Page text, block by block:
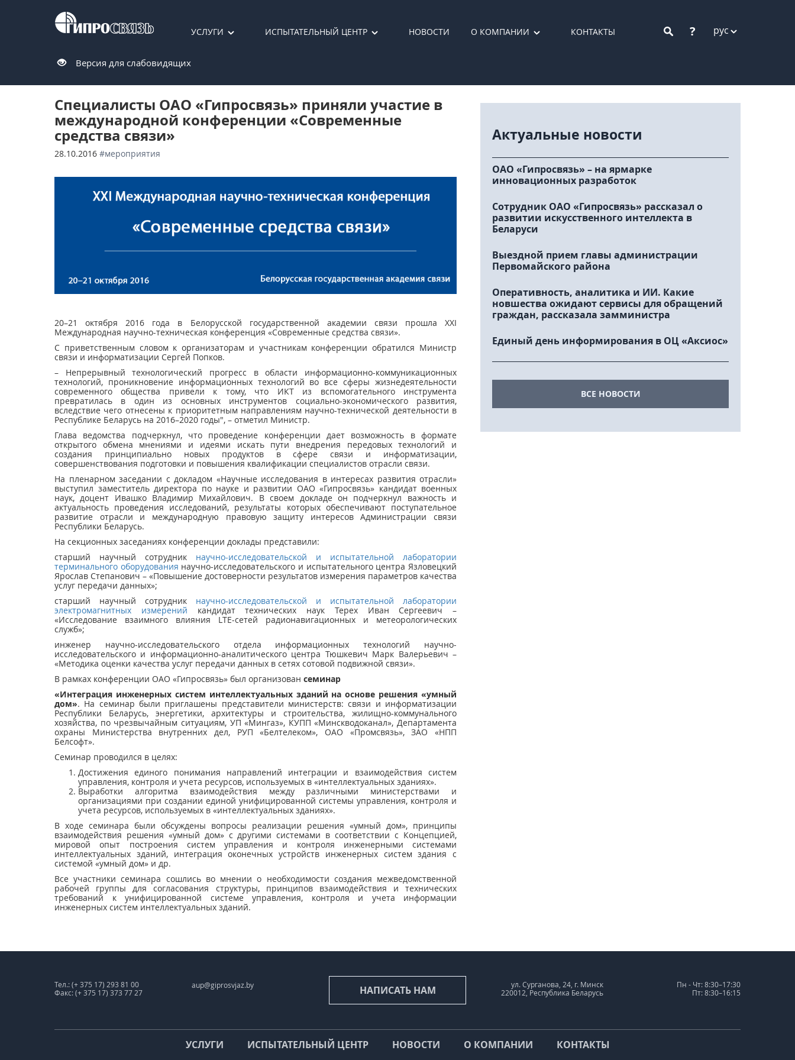
УСЛУГИ ИСПЫТАТЕЛЬНЫЙ ЦЕНТР НОВОСТИ О КОМПАНИИ КОНТАКТЫ ? рус
Версия для слабовидящих
Специалисты ОАО «Гипросвязь» приняли участие в
международной конференции «Современные
средства связи»
28.10.2016 #мероприятия
20–21 октября 2016 года в Белорусской государственной академии связи прошла XXI
Международная научно-техническая конференция «Современные средства связи».
С приветственным словом к организаторам и участникам конференции обратился Министр
связи и информатизации Сергей Попков.
– Непрерывный технологический прогресс в области информационно-коммуникационных
технологий, проникновение информационных технологий во все сферы жизнедеятельности
современного общества привели к тому, что ИКТ из вспомогательного инструмента
превратилась в один из основных инструментов социально-экономического развития,
вследствие чего отнесены к приоритетным направлениям научно-технической деятельности в
Республике Беларусь на 2016–2020 годы", – отметил Министр.
Глава ведомства подчеркнул, что проведение конференции дает возможность в формате
открытого обмена мнениями и идеями искать пути внедрения передовых технологий и
создания принципиально новых продуктов в сфере связи и информатизации,
совершенствования подготовки и повышения квалификации специалистов отрасли связи.
На пленарном заседании с докладом «Научные исследования в интересах развития отрасли»
выступил заместитель директора по науке и развитии ОАО «Гипросвязь» кандидат военных
наук, доцент Ивашко Владимир Михайлович. В своем докладе он подчеркнул важность и
актуальность проведения исследований, результаты которых обеспечивают поступательное
развитие отрасли и международную правовую защиту интересов Администрации связи
Республики Беларусь.
На секционных заседаниях конференции доклады представили:
старший научный сотрудник научно-исследовательской и испытательной лаборатории
терминального оборудования научно-исследовательского и испытательного центра Язловецкий
Ярослав Степанович – «Повышение достоверности результатов измерения параметров качества
услуг передачи данных»;
старший научный сотрудник научно-исследовательской и испытательной лаборатории
электромагнитных измерений кандидат технических наук Терех Иван Сергеевич –
«Исследование взаимного влияния LTE-сетей радионавигационных и метеорологических
служб»;
инженер научно-исследовательского отдела информационных технологий научно-
исследовательского и информационно-аналитического центра Тюшкевич Марк Валерьевич –
«Методика оценки качества услуг передачи данных в сетях сотовой подвижной связи».
В рамках конференции ОАО «Гипросвязь» был организован семинар
«Интеграция инженерных систем интеллектуальных зданий на основе решения «умный
дом». На семинар были приглашены представители министерств: связи и информатизации
Республики Беларусь, энергетики, архитектуры и строительства, жилищно-коммунального
хозяйства, по чрезвычайным ситуациям, УП «Мингаз», КУПП «Минскводоканал», Департамента
охраны Министерства внутренних дел, РУП «Белтелеком», ОАО «Промсвязь», ЗАО «НПП
Белсофт».
Семинар проводился в целях:
Достижения единого понимания направлений интеграции и взаимодействия систем
управления, контроля и учета ресурсов, используемых в «интеллектуальных зданиях».
Выработки алгоритма взаимодействия между различными министерствами и
организациями при создании единой унифицированной системы управления, контроля и
учета ресурсов, используемых в «интеллектуальных зданиях».
В ходе семинара были обсуждены вопросы реализации решения «умный дом», принципы
взаимодействия решения «умный дом» с другими системами в соответствии с Концепцией,
мировой опыт построения систем управления и контроля инженерными системами
интеллектуальных зданий, интеграция оконечных устройств инженерных систем здания с
системой «умный дом» и др.
Все участники семинара сошлись во мнении о необходимости создания межведомственной
рабочей группы для согласования структуры, принципов взаимодействия и технических
требований к унифицированной системе управления, контроля и учета информации
инженерных систем интеллектуальных зданий.
Актуальные новости
ОАО «Гипросвязь» – на ярмарке
инновационных разработок
Сотрудник ОАО «Гипросвязь» рассказал о
развитии искусственного интеллекта в
Беларуси
Выездной прием главы администрации
Первомайского района
Оперативность, аналитика и ИИ. Какие
новшества ожидают сервисы для обращений
граждан, рассказала замминистра
Единый день информирования в ОЦ «Аксиос»
ВСЕ НОВОСТИ
Тел.: (+ 375 17) 293 81 00
Факс: (+ 375 17) 373 77 27
aup@giprosvjaz.by НАПИСАТЬ НАМ
ул. Сурганова, 24, г. Минск
220012, Республика Беларусь
Пн - Чт: 8:30–17:30
Пт: 8:30–16:15
УСЛУГИ ИСПЫТАТЕЛЬНЫЙ ЦЕНТР НОВОСТИ О КОМПАНИИ КОНТАКТЫ